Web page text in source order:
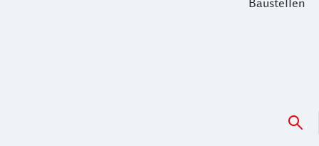
Baustellen